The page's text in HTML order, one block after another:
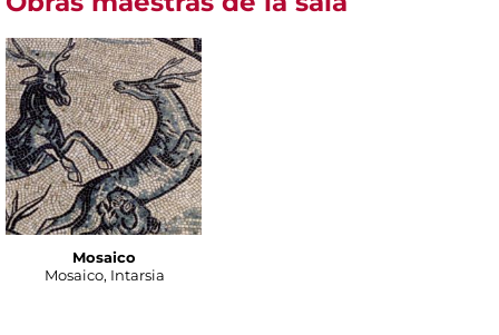
Mosaico
Mosaico, Intarsia